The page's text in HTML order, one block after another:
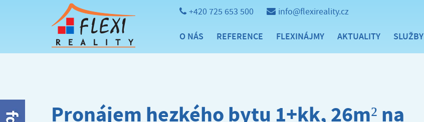
+420 725 653 500 info@flexireality.cz
O NÁS REFERENCE FLEXINÁJMY AKTUALITY SLUŽBY
Pronájem hezkého bytu 1+kk, 26m² na